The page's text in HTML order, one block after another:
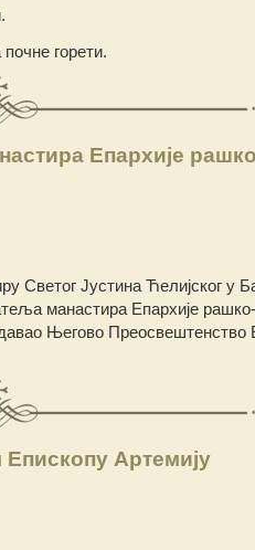
горети.
Епархије
Светог Јустина Ћелијског у
манастира Епархије
Његово Преосвештенство
Артемију